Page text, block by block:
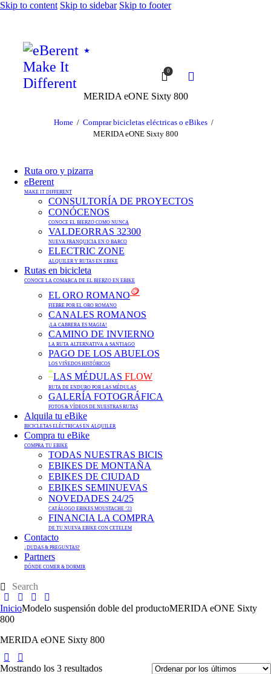
Skip to content Skip to sidebar Skip to footer
0
MERIDA eONE Sixty 800
Home
Comprar bicicletas eléctricas o eBikes
MERIDA eONE Sixty 800
Ruta oro y pizarra
eBerent
MAKE IT DIFFERENT
CONSULTORÍA DE PROYECTOS
CONÓCENOS
CONOCE EL BIERZO COMO NUNCA
VALDEORRAS 32300
NUEVA FRANQUICIA EN O BARCO
ELECTRIC ZONE
ALQUILER Y RUTAS EN EBIKE
Rutas en bicicleta
CONOCE LA COMARCA DE EL BIERZO EN EBIKE
EL ORO ROMANO🪙
FIEBRE POR EL ORO ROMANO
CANALES ROMANOS
¡LA CABRERA ES MAGIA!
CAMINO DE INVIERNO
LA RUTA ALTERNATIVA A SANTIAGO
PAGO DE LOS ABUELOS
LOS VIÑEDOS HISTÓRICOS
*LAS MÉDULAS FLOW
RUTA DE ENDURO POR LAS MÉDULAS
GALERÍA FOTOGRÁFICA
FOTOS & VÍDEOS DE NUESTRAS RUTAS
Alquila tu eBike
BICICLETAS ELÉCTRICAS EN ALQUILER
Compra tu eBike
COMPRA TU EBIKE
TODAS NUESTRAS BICIS
EBIKES DE MONTAÑA
EBIKES DE CIUDAD
EBIKES SEMINUEVAS
NOVEDADES 24/25
CATÁLOGO EBIKES MOUSTACHE ’23
FINANCIA LA COMPRA
DE TU NUEVA EBIKE CON CETELEM
Contacto
¿DUDAS & PREGUNTAS?
Partners
DÓNDE COMER & DORMIR
InicioModelo suspensión doble del productoMERIDA eONE Sixty
800
MERIDA eONE Sixty 800
Mostrando los 3 resultados